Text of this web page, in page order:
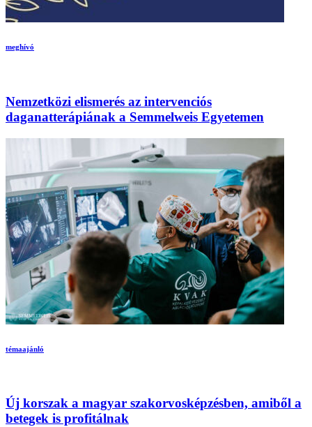
meghívó
Nemzetközi elismerés az intervenciós
daganatterápiának a Semmelweis Egyetemen
témaajánló
Új korszak a magyar szakorvosképzésben, amiből a
betegek is profitálnak